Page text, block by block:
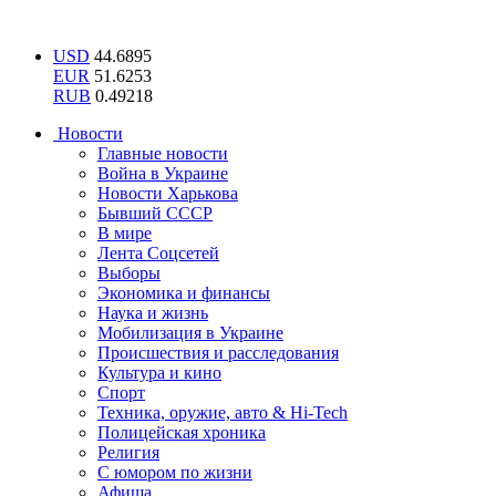
USD 44.6895
EUR 51.6253
RUB 0.49218
Новости
Главные новости
Война в Украине
Новости Харькова
Бывший СССР
В мире
Лента Соцсетей
Выборы
Экономика и финансы
Наука и жизнь
Мобилизация в Украине
Происшествия и расследования
Культура и кино
Спорт
Техника, оружие, авто & Hi-Tech
Полицейская хроника
Религия
С юмором по жизни
Афиша